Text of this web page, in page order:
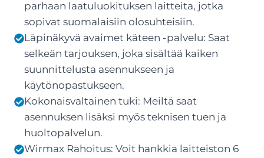
parhaan laatuluokituksen laitteita, jotka
sopivat suomalaisiin olosuhteisiin.
Läpinäkyvä avaimet käteen -palvelu: Saat
selkeän tarjouksen, joka sisältää kaiken
suunnittelusta asennukseen ja
käytönopastukseen.
Kokonaisvaltainen tuki: Meiltä saat
asennuksen lisäksi myös teknisen tuen ja
huoltopalvelun.
Wirmax Rahoitus: Voit hankkia laitteiston 6